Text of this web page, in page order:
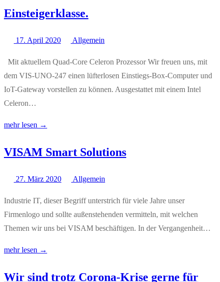
Einsteigerklasse.
17. April 2020 Allgemein
Mit aktuellem Quad-Core Celeron Prozessor Wir freuen uns, mit
dem VIS-UNO-247 einen lüfterlosen Einstiegs-Box-Computer und
IoT-Gateway vorstellen zu können. Ausgestattet mit einem Intel
Celeron…
mehr lesen →
VISAM Smart Solutions
27. März 2020 Allgemein
Industrie IT, dieser Begriff unterstrich für viele Jahre unser
Firmenlogo und sollte außenstehenden vermitteln, mit welchen
Themen wir uns bei VISAM beschäftigen. In der Vergangenheit…
mehr lesen →
Wir sind trotz Corona-Krise gerne für